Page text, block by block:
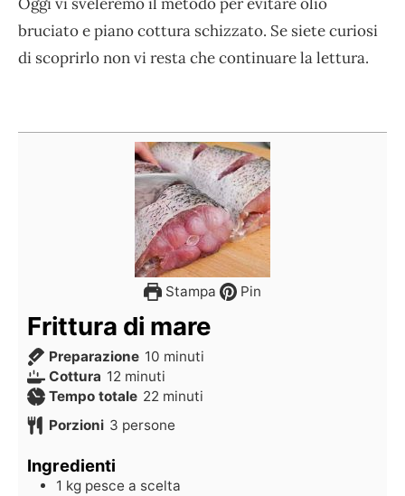
bruciato e piano cottura schizzato. Se siete curiosi
di scoprirlo non vi resta che continuare la lettura.
Stampa Pin
Frittura di mare
Preparazione 10 minuti
Cottura 12 minuti
Tempo totale 22 minuti
Porzioni 3 persone
Ingredienti
1 kg pesce a scelta